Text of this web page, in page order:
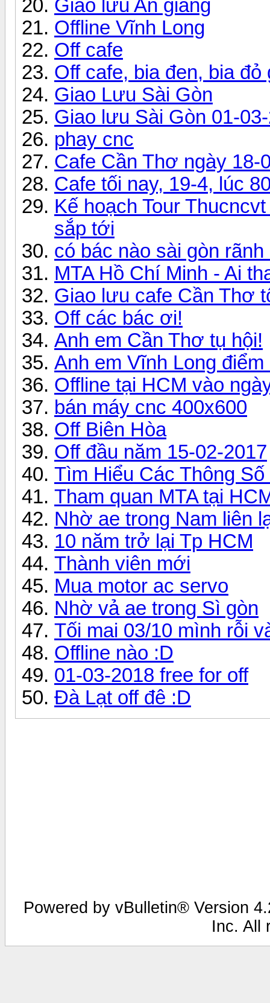
Giao lưu An giang
Offline Vĩnh Long
Off cafe
Off cafe, bia đen, bia đỏ
Giao Lưu Sài Gòn
Giao lưu Sài Gòn 01-
phay cnc
Cafe Cần Thơ ngày 18-
Cafe tối nay, 19-4, lúc
Kế hoạch Tour
sắp tới
có bác nào sài gòn
MTA Hồ Chí Minh - Ai
Giao lưu cafe Cần Thơ
Off các bác ơi!
Anh em Cần Thơ tụ hội!
Anh em Vĩnh Long điểm
Offline tại HCM vào
bán máy cnc 400x600
Off Biên Hòa
Off đầu năm 15-02-2017
Tìm Hiểu Các Thông
Tham quan MTA tại
Nhờ ae trong Nam liên
10 năm trở lại Tp HCM
Thành viên mới
Mua motor ac servo
Nhờ vả ae trong Sì gòn
Tối mai 03/10 mình rỗi
Offline nào :D
01-03-2018 free for off
Đà Lạt off đê :D
Powered by vBulletin® Version
Inc. All